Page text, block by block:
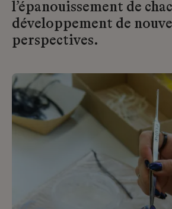
l’épanouissement de
développement de
perspectives.